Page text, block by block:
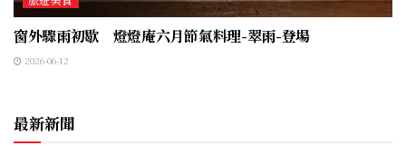
窗外驟雨初歇 燈燈庵六月節氣料理-翠雨-登場
2026-06-12
最新新聞